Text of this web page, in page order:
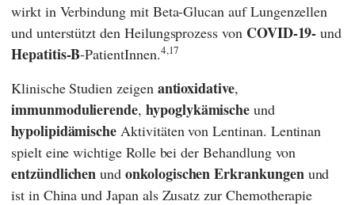
wirkt in Verbindung mit Beta-Glucan auf Lungenzellen
und unterstützt den Heilungsprozess von COVID-19-und
Hepatitis-B-PatientInnen.4,17
Klinische Studien zeigen antioxidative,
immunmodulierende, hypoglykämischeund
hypolipidämische Aktivitäten von Lentinan. Lentinan
spielt eine wichtige Rolle bei der Behandlung von
entzündlichenundonkologischen Erkrankungen und
ist in China und Japan als Zusatz zur Chemotherapie